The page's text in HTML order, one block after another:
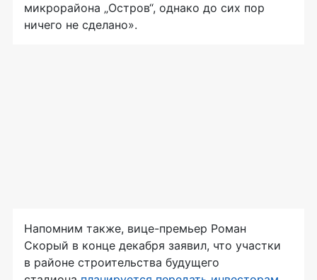
микрорайона „Остров“, однако до сих пор
ничего не сделано».
Напомним также, вице-премьер Роман
Скорый в конце декабря заявил, что участки
в районе строительства будущего